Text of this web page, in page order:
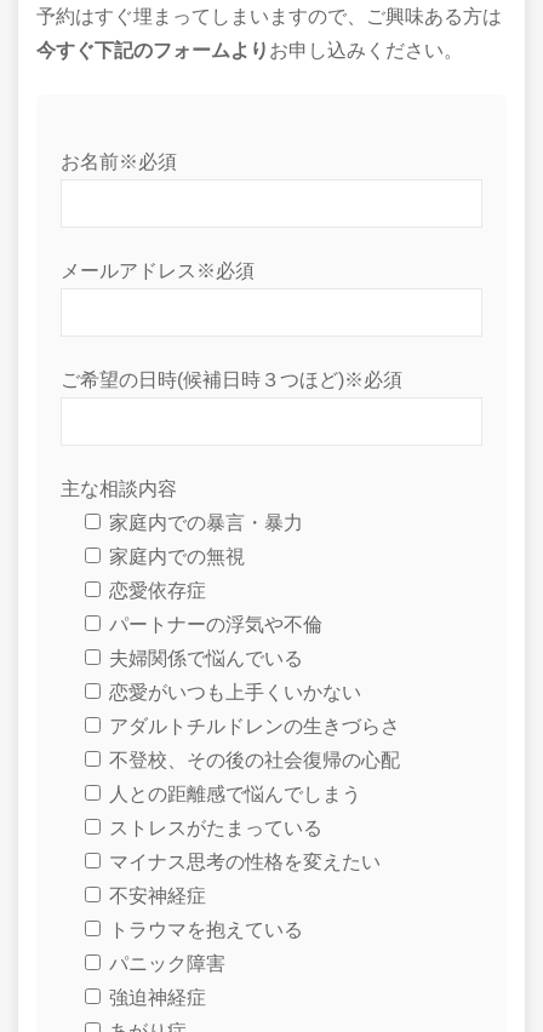
予約はすぐ埋まってしまいますので、ご興味ある方は
今すぐ下記のフォームより お申し込みください。
お名前※必須
メールアドレス※必須
ご希望の日時(候補日時３つほど)※必須
主な相談内容
家庭内での暴言・暴力
家庭内での無視
恋愛依存症
パートナーの浮気や不倫
夫婦関係で悩んでいる
恋愛がいつも上手くいかない
アダルトチルドレンの生きづらさ
不登校、その後の社会復帰の心配
人との距離感で悩んでしまう
ストレスがたまっている
マイナス思考の性格を変えたい
不安神経症
トラウマを抱えている
パニック障害
強迫神経症